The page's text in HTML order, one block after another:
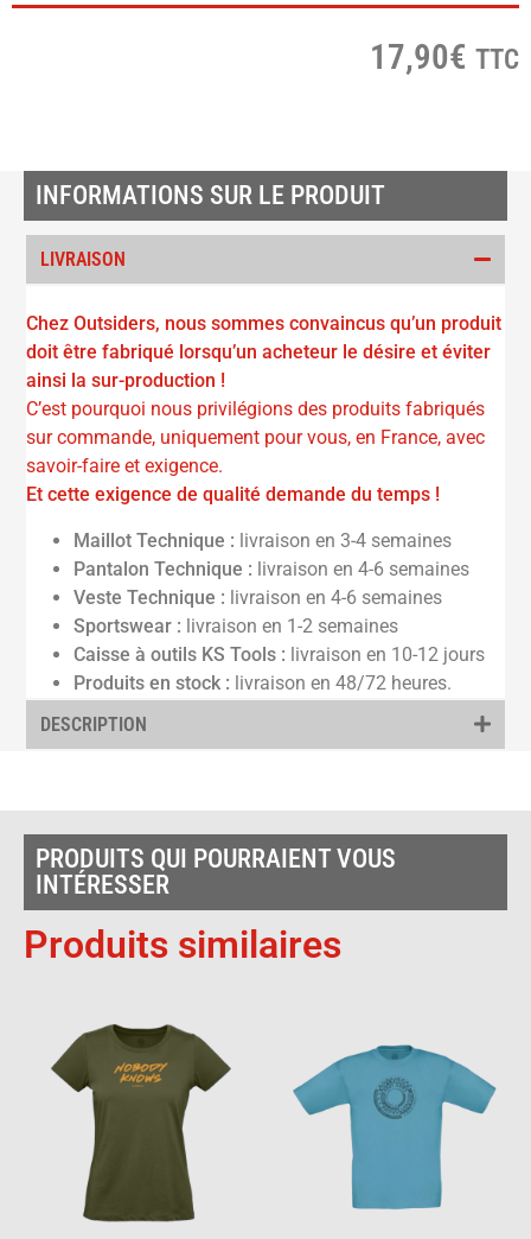
17,90€ TTC
INFORMATIONS SUR LE PRODUIT
LIVRAISON
Chez Outsiders, nous sommes convaincus qu’un produit
doit être fabriqué lorsqu’un acheteur le désire et éviter
ainsi la sur-production !
C’est pourquoi nous privilégions des produits fabriqués
sur commande, uniquement pour vous, en France, avec
savoir-faire et exigence.
Et cette exigence de qualité demande du temps !
Maillot Technique : livraison en 3-4 semaines
Pantalon Technique : livraison en 4-6 semaines
Veste Technique : livraison en 4-6 semaines
Sportswear : livraison en 1-2 semaines
Caisse à outils KS Tools : livraison en 10-12 jours
Produits en stock : livraison en 48/72 heures.
DESCRIPTION
PRODUITS QUI POURRAIENT VOUS
INTÉRESSER
Produits similaires